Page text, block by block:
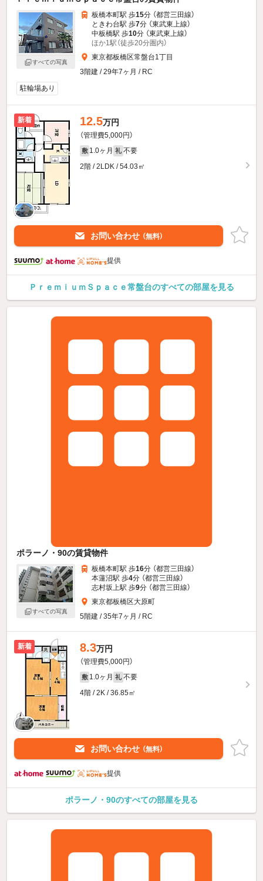
すべての写真
板橋本町駅 歩15分 （都営三田線）
ときわ台駅 歩7分 （東武東上線）
中板橋駅 歩10分 （東武東上線）
ほか1駅（徒歩20分圏内）
東京都板橋区常盤台1丁目
3階建 / 29年7ヶ月 / RC
駐輪場あり
新着 12.5万円
（管理費5,000円）
敷 1.0ヶ月 礼 不要
2階 / 2LDK / 54.03㎡
お問い合わせ （無料）
提供
ＰｒｅｍｉｕｍＳｐａｃｅ常盤台のすべての部屋を見る
ポラーノ・90の賃貸物件
すべての写真
板橋本町駅 歩16分 （都営三田線）
本蓮沼駅 歩4分 （都営三田線）
志村坂上駅 歩9分 （都営三田線）
東京都板橋区大原町
5階建 / 35年7ヶ月 / RC
新着 8.3万円
（管理費5,000円）
敷 1.0ヶ月 礼 不要
4階 / 2K / 36.85㎡
お問い合わせ （無料）
提供
ポラーノ・90のすべての部屋を見る